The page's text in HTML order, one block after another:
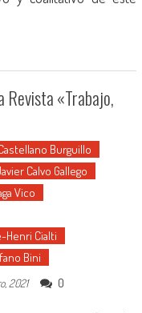
Revista «Trabajo,
Burguillo
Calvo Gallego
Vico
Henri Cialti
Bini
2021 0